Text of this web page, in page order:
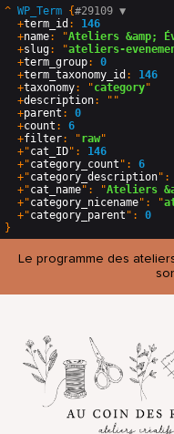
^ WP_Term {#29109 ▼
  +
term_id : 146
  +
name: "Ateliers &amp;
  +
slug: "ateliers-
  +
term_group: 0
  +
term_taxonomy_id : 146
  +
taxonomy: "category"
  +
description: ""
  +
parent : 0
  +
count : 6
  +
filter: "raw"
  +"
cat_ID": 146
  +"
category_count ": 6
  +"
category_description":
  +"
cat_name": "Ateliers
  +"
category_nicename": "
  +"
category_parent ": 0
Le programme des